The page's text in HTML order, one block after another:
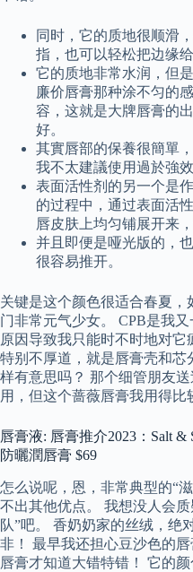
同时，它的质地很顺滑
指，也可以轻松把边缘给
它的质地非常水润，但
廉价唇膏那种涂不匀的
容，这就是大牌唇膏的
好。
其實唇部的保養很簡單
我不太建議使用過於強
表面活性剂的另一个是
的过程中，通过表面活
唇皮肤上均匀铺展开来
并且即便是哑光版的，
很容易推开。
关键是这个颜色很适合春夏
门非常元气少女。 CPB是我
原因导致我只能时不时地对
特别不厚道，就是唇膏壳和
样有意思吗？ 那个细管朋友
用，但这个蔷薇唇膏我用得比
唇膏液: 唇膏推介2023：Salt &
防曬潤唇膏 $69
怎么说呢，恩，非常典型的“
不出其他优点。 我想没人会质
队”吧。 香奶奶家的丝绒，绝
非！ 最早我还担心豆沙色的
唇膏才知道大错特错！ 它的